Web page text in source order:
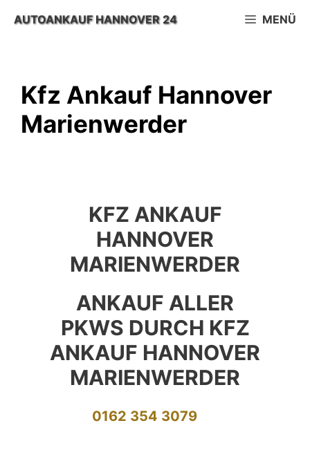
InhaltAUTOANKAUF HANNOVER 24 MENÜ
Kfz Ankauf Hannover
Marienwerder
KFZ ANKAUF
HANNOVER
MARIENWERDER
ANKAUF ALLER
PKWS DURCH KFZ
ANKAUF HANNOVER
MARIENWERDER
0162 354 3079